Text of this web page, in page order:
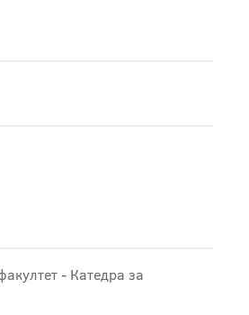
- Катедра за